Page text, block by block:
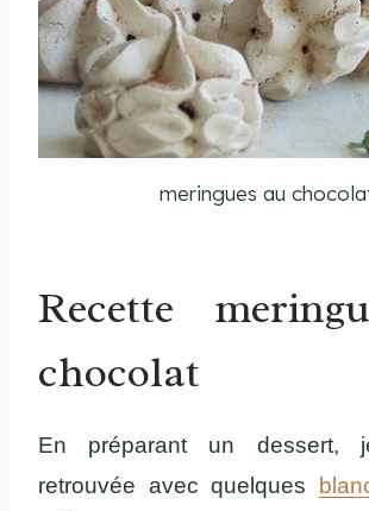
meringues au
Recette
chocolat
En préparant un dessert,
retrouvée avec quelques